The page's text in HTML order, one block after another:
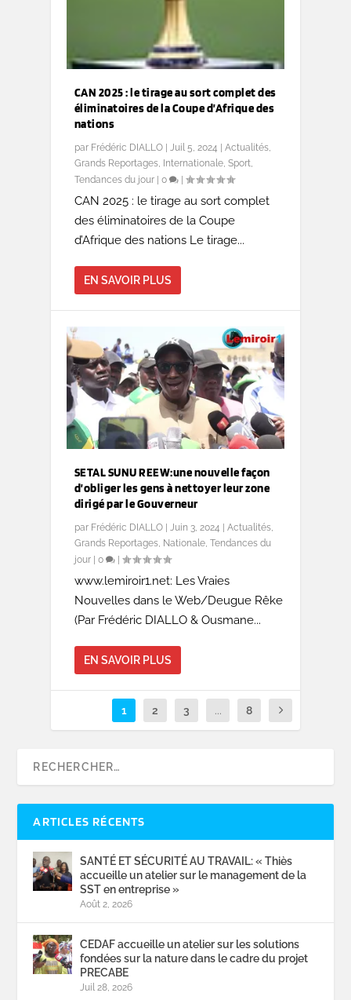
CAN 2025 : le tirage au sort complet des
éliminatoires de la Coupe d’Afrique des
nations
par Frédéric DIALLO| Juil 5, 2024 | Actualités,
Grands Reportages, Internationale, Sport,
Tendances du jour| 0 |
CAN 2025 : le tirage au sort complet
des éliminatoires de la Coupe
d’Afrique des nations Le tirage...
EN SAVOIR PLUS
SETAL SUNU REEW:une nouvelle façon
d’obliger les gens à nettoyer leur zone
dirigé par le Gouverneur
par Frédéric DIALLO| Juin 3, 2024 Actualités,
Grands Reportages, Nationale, Tendances du
jour| 0 |
www.lemiroir1.net: Les Vraies
Nouvelles dans le Web/Deugue Rêke
(Par Frédéric DIALLO & Ousmane...
EN SAVOIR PLUS
1 2 3 ... 8
ARTICLES RÉCENTS
SANTÉ ET SÉCURITÉ AU TRAVAIL: « Thiès
accueille un atelier sur le management de la
SST en entreprise »
Août 2, 2026
CEDAF accueille un atelier sur les solutions
fondées sur la nature dans le cadre du projet
PRECABE
Juil 28, 2026